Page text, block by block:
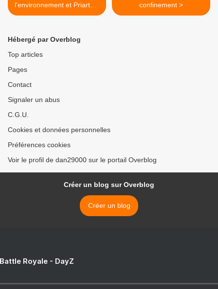
l'environnement et Priartém
saisissent le Conseil d'Etat
confinement >
Hébergé par Overblog
Top articles
Pages
Contact
Signaler un abus
C.G.U.
Cookies et données personnelles
Préférences cookies
Voir le profil de dan29000 sur le portail Overblog
Créer un blog sur Overblog
Créer un blog
Royale - DayZ